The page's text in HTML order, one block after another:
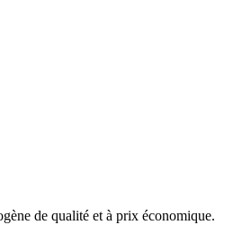
de qualité et à prix économique.